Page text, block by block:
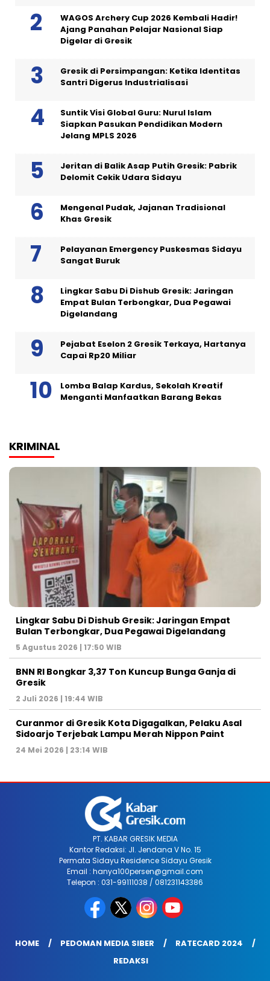
WAGOS Archery Cup 2026 Kembali Hadir!
Ajang Panahan Pelajar Nasional Siap
Digelar di Gresik
Gresik di Persimpangan: Ketika Identitas
Santri Digerus Industrialisasi
Suntik Visi Global Guru: Nurul Islam
Siapkan Pasukan Pendidikan Modern
Jelang MPLS 2026
Jeritan di Balik Asap Putih Gresik: Pabrik
Delomit Cekik Udara Sidayu
Mengenal Pudak, Jajanan Tradisional
Khas Gresik
Pelayanan Emergency Puskesmas Sidayu
Sangat Buruk
Lingkar Sabu Di Dishub Gresik: Jaringan
Empat Bulan Terbongkar, Dua Pegawai
Digelandang
Pejabat Eselon 2 Gresik Terkaya, Hartanya
Capai Rp20 Miliar
Lomba Balap Kardus, Sekolah Kreatif
Menganti Manfaatkan Barang Bekas
KRIMINAL
Lingkar Sabu Di Dishub Gresik: Jaringan Empat
Bulan Terbongkar, Dua Pegawai Digelandang
5 Agustus 2026 | 17:50 WIB
BNN RI Bongkar 3,37 Ton Kuncup Bunga Ganja di
Gresik
2 Juli 2026 | 19:44 WIB
Curanmor di Gresik Kota Digagalkan, Pelaku Asal
Sidoarjo Terjebak Lampu Merah Nippon Paint
24 Mei 2026 | 23:14 WIB
PT. KABAR GRESIK MEDIA
Kantor Redaksi: Jl. Jendana V No. 15
Permata Sidayu Residence Sidayu Gresik
Email : hanya100persen@gmail.com
Telepon : 031-99111038 / 081231143386
HOME PEDOMAN MEDIA SIBER
RATECARD 2024
REDAKSI